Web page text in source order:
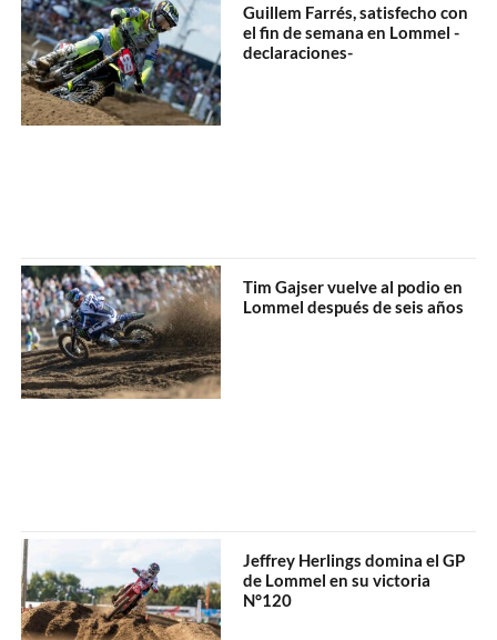
Guillem Farrés, satisfecho con
el fin de semana en Lommel -
declaraciones-
Tim Gajser vuelve al podio en
Lommel después de seis años
Jeffrey Herlings domina el GP
de Lommel en su victoria
N°120